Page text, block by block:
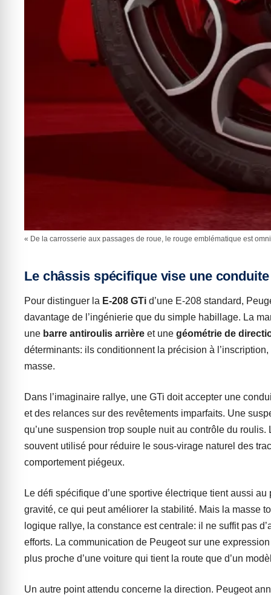
« De la carrosserie aux passages de roue, le rouge emblématique est
Le châssis spécifique vise une
Pour distinguer la E-208 GTi d’une E-208 standard,
davantage de l’ingénierie que du simple habillage. La
une barre antiroulis arrière et une géométrie de
déterminants: ils conditionnent la précision à
masse.
Dans l’imaginaire rallye, une GTi doit accepter une
et des relances sur des revêtements imparfaits. Une
qu’une suspension trop souple nuit au contrôle du
souvent utilisé pour réduire le sous-virage naturel des
comportement piégeux.
Le défi spécifique d’une sportive électrique tient aussi
gravité, ce qui peut améliorer la stabilité. Mais la masse
logique rallye, la constance est centrale: il ne suffit pas
efforts. La communication de Peugeot sur une
plus proche d’une voiture qui tient la route que d’un
Un autre point attendu concerne la direction. Peugeot